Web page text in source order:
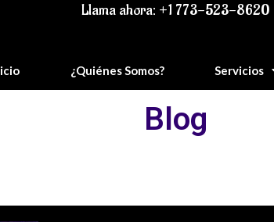
Llama ahora: +1 773-523-8620
¿Quiénes Somos? Servicios
Blog